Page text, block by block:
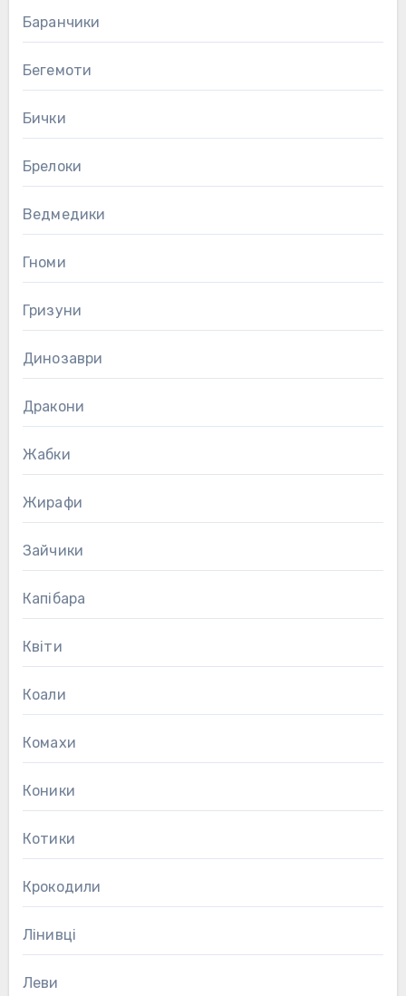
Баранчики
Бегемоти
Бички
Брелоки
Ведмедики
Гноми
Гризуни
Динозаври
Дракони
Жабки
Жирафи
Зайчики
Капібара
Квіти
Коали
Комахи
Коники
Котики
Крокодили
Лінивці
Леви